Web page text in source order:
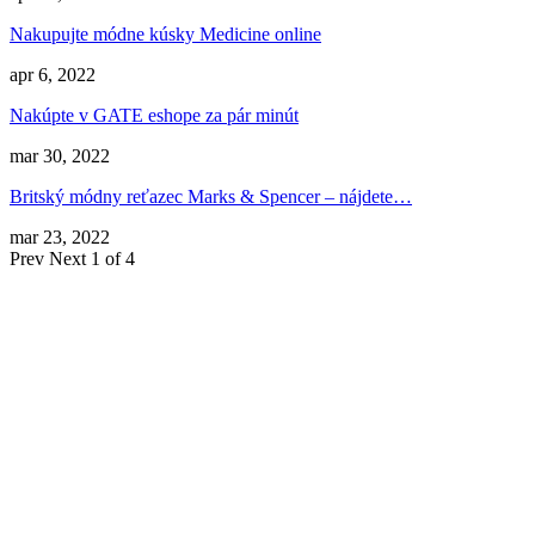
Nakupujte módne kúsky Medicine online
apr 6, 2022
Nakúpte v GATE eshope za pár minút
mar 30, 2022
Britský módny reťazec Marks & Spencer – nájdete…
mar 23, 2022
Prev Next 1 of 4